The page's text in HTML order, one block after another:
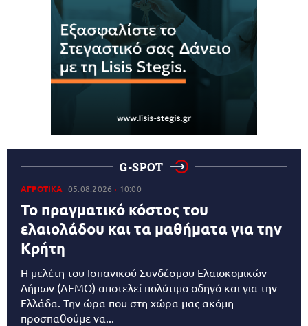
G-SPOT
ΑΓΡΟΤΙΚΑ 05.08.2026 10:00
Το πραγματικό κόστος του
ελαιολάδου και τα μαθήματα για την
Κρήτη
Η μελέτη του Ισπανικού Συνδέσμου Ελαιοκομικών
Δήμων (AEMO) αποτελεί πολύτιμο οδηγό και για την
Ελλάδα. Την ώρα που στη χώρα μας ακόμη
προσπαθούμε να...